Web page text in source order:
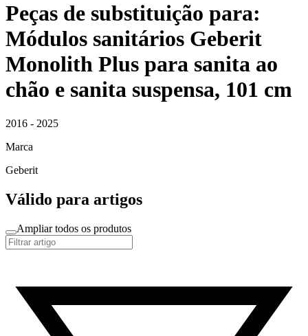
Peças de substituição para:
Módulos sanitários Geberit
Monolith Plus para sanita ao
chão e sanita suspensa, 101 cm
2016 - 2025
Marca
Geberit
Válido para artigos
Ampliar todos os produtos